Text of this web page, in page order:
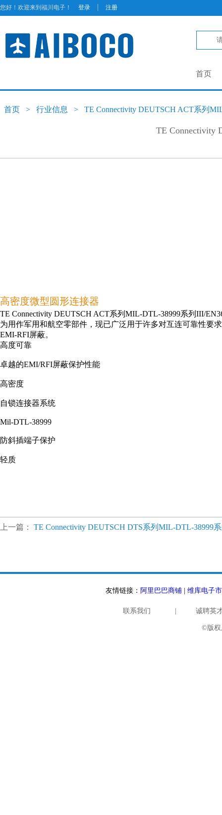
您好！欢迎来到福川电子！ 登录 | 注册
首页
首页 > 行业信息 > TE Connectivity DEUTSCH ACT系列
TE Connectivity
高密度微型圆形连接器
TE Connectivity DEUTSCH ACT系列MIL-DTL-38999系列III/
为用作军用和航空零部件，现已广泛用于许多对互连可靠性要
EMI-RFI屏蔽。
高度可靠
卓越的EMI/RFI屏蔽保护性能
高密度
自锁连接器系统
Mil-DTL-38999
防斜插端子保护
轻质
上一篇： TE Connectivity DEUTSCH DTS系列MIL-DTL-38999
友情链接： 阿里巴巴商铺 维库电子
联系我们 诚聘英
©版权